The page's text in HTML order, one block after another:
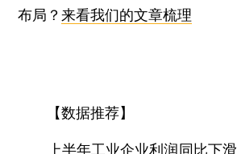
布局？来看我们的文章梳理
【数据推荐】
上半年工业企业利润同比下滑